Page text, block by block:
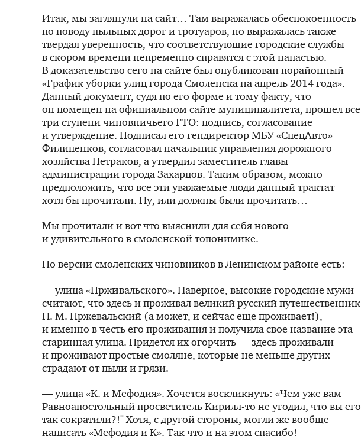
Итак, мы заглянули на сайт… Там выражалась обеспокоенность
по поводу пыльных дорог и тротуаров, но выражалась также
твердая уверенность, что соответствующие городские службы
в скором времени непременно справятся с этой напастью.
В доказательство сего на сайте был опубликован порайонный
«График уборки улиц города Смоленска на апрель 2014 года».
Данный документ, судя по его форме и тому факту, что
он помещен на официальном сайте муниципалитета, прошел все
три ступени чиновничьего ГТО: подпись, согласование
и утверждение. Подписал его гендиректор МБУ «СпецАвто»
Филипенков, согласовал начальник управления дорожного
хозяйства Петраков, а утвердил заместитель главы
администрации города Захарцов. Таким образом, можно
предположить, что все эти уважаемые люди данный трактат
хотя бы прочитали. Ну, или должны были прочитать…
Мы прочитали и вот что выяснили для себя нового
и удивительного в смоленской топонимике.
По версии смоленских чиновников в Ленинском районе есть:
— улица «Прживальского». Наверное, высокие городские мужи
считают, что здесь и проживал великий русский путешественник
Н. М. Пржевальский (а может, и сейчас еще проживает!),
и именно в честь его проживания и получила свое название эта
старинная улица. Придется их огорчить — здесь проживали
и проживают простые смоляне, которые не меньше других
страдают от пыли и грязи.
— улица «К. и Мефодия». Хочется воскликнуть: «Чем уже вам
Равноапостольный просветительКирилл-то не угодил, что вы его
так сократили?!" Хотя, с другой стороны, могли же вообще
написать «Мефодия и К». Так что и на этом спасибо!